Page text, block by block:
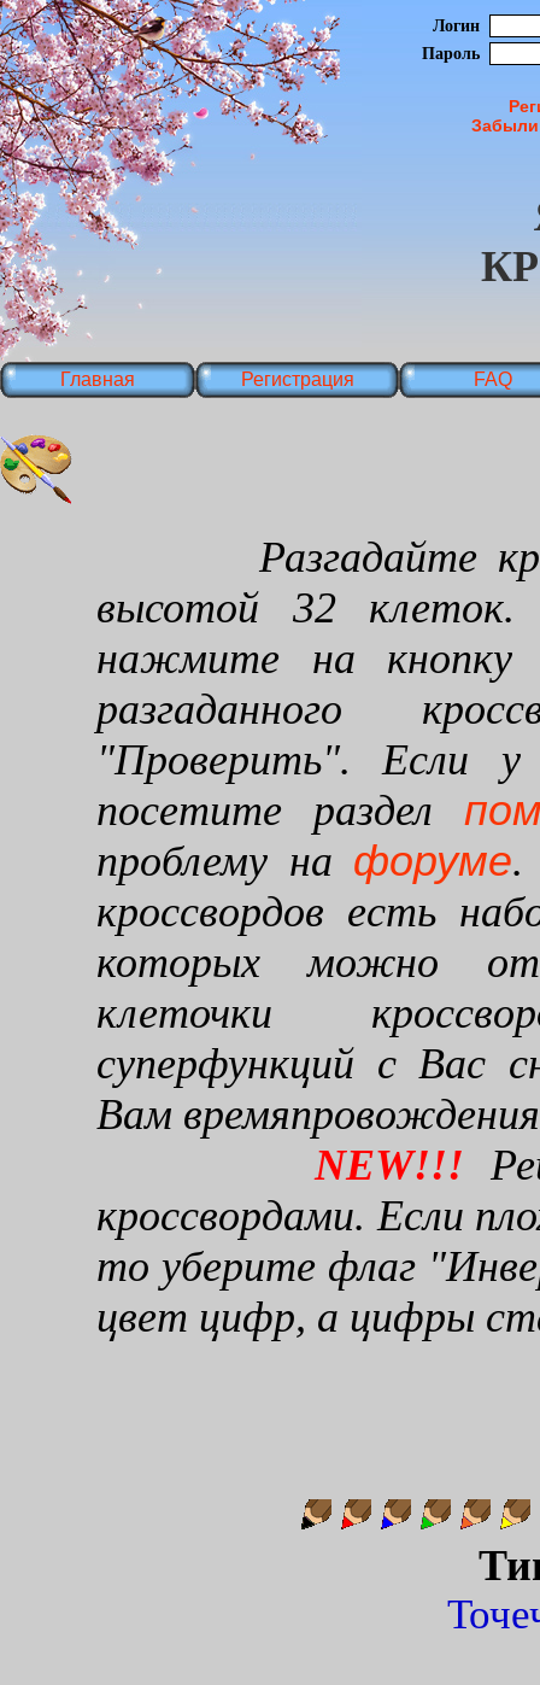
Логин
Пароль
Главная Регистрация FAQ
Разгадайте
высотой 32 клеток.
нажмите на кнопку
разгаданного
"Проверить". Если
посетите раздел
проблему на форуме.
кроссвордов есть
которых можно
клеточки
суперфункций с Вас
Вам
NEW!!!
кроссвордами. Если
то уберите флаг
цвет цифр, а цифры